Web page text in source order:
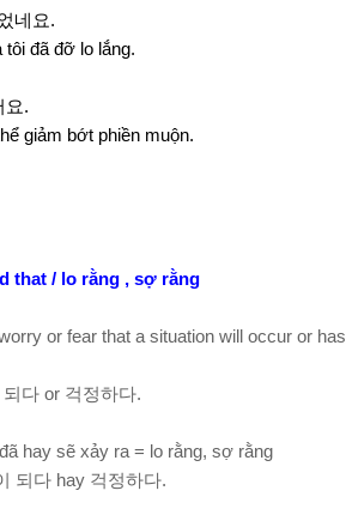
네요.
đã đỡ lo lắng.
요.
giảm bớt phiền muộn.
that / lo rằng , sợ rằng
or fear that a situation will occur or has
되다or 걱정하다.
hay sẽ xảy ra = lo rằng, sợ rằng
되다hay 걱정하다.